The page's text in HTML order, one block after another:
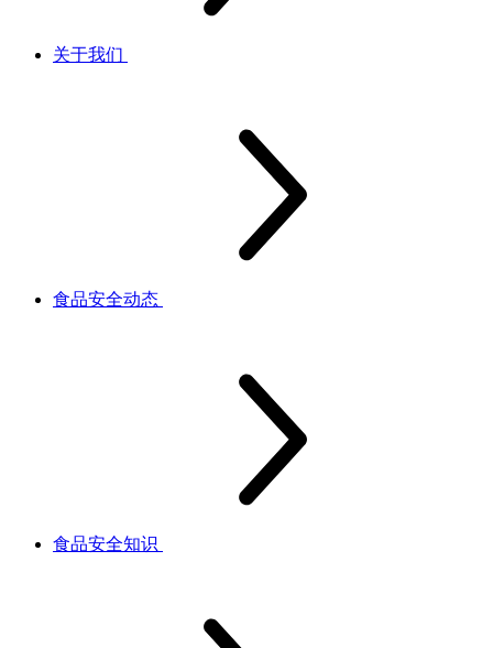
关于我们
食品安全动态
食品安全知识